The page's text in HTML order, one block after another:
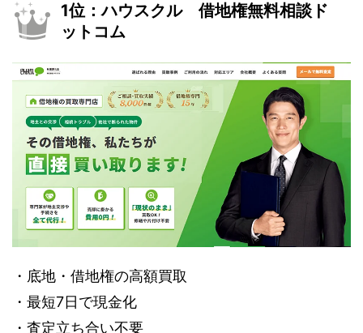
1位：ハウスクル 借地権無料相談ド
ットコム
・底地・借地権の高額買取
・最短7日で現金化
・査定立ち合い不要